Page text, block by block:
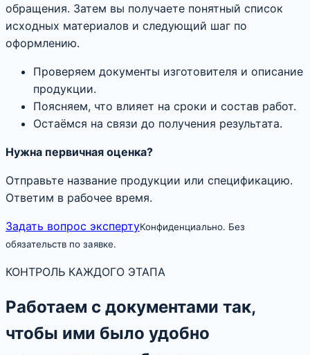
обращения. Затем вы получаете понятный список
исходных материалов и следующий шаг по
оформлению.
Проверяем документы изготовителя и описание
продукции.
Поясняем, что влияет на сроки и состав работ.
Остаёмся на связи до получения результата.
Нужна первичная оценка?
Отправьте название продукции или спецификацию.
Ответим в рабочее время.
Задать вопрос экспертуКонфиденциально. Без
обязательств по заявке.
КОНТРОЛЬ КАЖДОГО ЭТАПА
Работаем с документами так,
чтобы ими было удобно